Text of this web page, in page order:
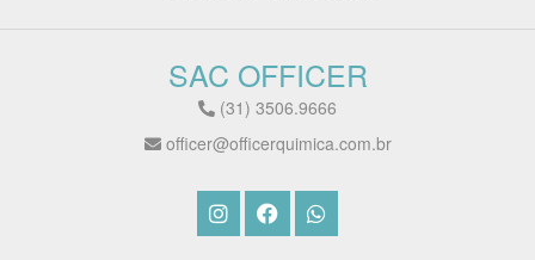
SAC OFFICER
(31) 3506.9666
officer@officerquimica.com.br